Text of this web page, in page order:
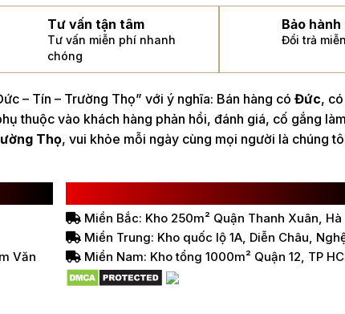
Tư vấn tận tâm
Tư vấn miễn phí nhanh
chóng
Bảo hành
Đổi trả
– Tín – Trường Thọ” với ý nghĩa: Bán hàng có Đức, có
thuộc vào khách hàng phản hồi, đánh giá, cố gắng
Thọ, vui khỏe mỗi ngày cùng mọi người là chúng
Văn
Miền Bắc: Kho 250m² Quận Thanh Xuân, Hà
Miền Trung: Kho quốc lộ 1A, Diễn Châu,
Miền Nam: Kho tổng 1000m² Quận 12, TP